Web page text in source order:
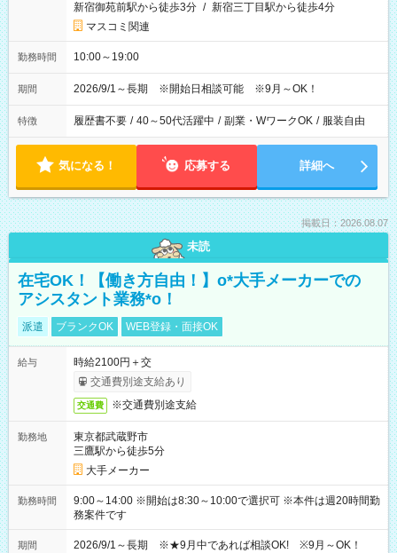
新宿御苑前駅から徒歩3分 / 新宿三丁目駅から徒歩4分
マスコミ関連
勤務時間 10:00～19:00
期間 2026/9/1～長期 ※開始日相談可能 ※9月～OK！
特徴 履歴書不要 / 40～50代活躍中 / 副業・WワークOK / 服装自由
気になる！ 応募する 詳細へ
掲載日：2026.08.07
未読
在宅OK！【働き方自由！】o*大手メーカーでの
アシスタント業務*o！
派遣 ブランクOK WEB登録・面接OK
給与
時給2100円＋交
交通費別途支給あり
交通費 ※交通費別途支給
勤務地
東京都武蔵野市
三鷹駅から徒歩5分
大手メーカー
勤務時間
9:00～14:00 ※開始は8:30～10:00で選択可 ※本件は週20時間勤
務案件です
期間 2026/9/1～長期 ※★9月中であれば相談OK! ※9月～OK！